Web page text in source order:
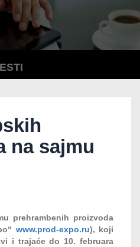
na sajmu
prehrambenih proizvoda
www.prod-expo.ru), koji
i trajaće do 10. februara